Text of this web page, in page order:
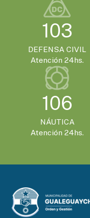
SÁBADO 21 DE
El Encuentro
en Gualeguaychú
103
DEFENSA CIVIL
Atención 24hs.
106
NÁUTICA
Atención 24hs.